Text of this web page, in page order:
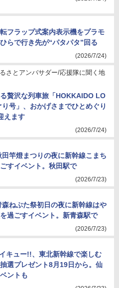
フラップ式案内表示機をプラモ
らで行き先が“パタパタ”回る
(2026/7/24)
さとアンバサダー/応援隊に聞く地
贅沢な列車旅「HOKKAIDO LO
号」、おかげさまでひとめぐり
えます
(2026/7/24)
竿燈まつりの夜に新幹線こまち
すイベント。秋田駅で
(2026/7/23)
ねぶた祭初日の夜に新幹線はや
過ごすイベント。新青森駅で
(2026/7/23)
キュー!!、東北新幹線で楽しむ
選プレゼント8月19日から。仙
ントも